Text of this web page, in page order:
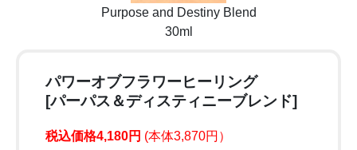
Purpose and Destiny Blend
30ml
パワーオブフラワーヒーリング
[パーパス＆ディスティニーブレンド]
税込価格4,180円 (本体3,870円）